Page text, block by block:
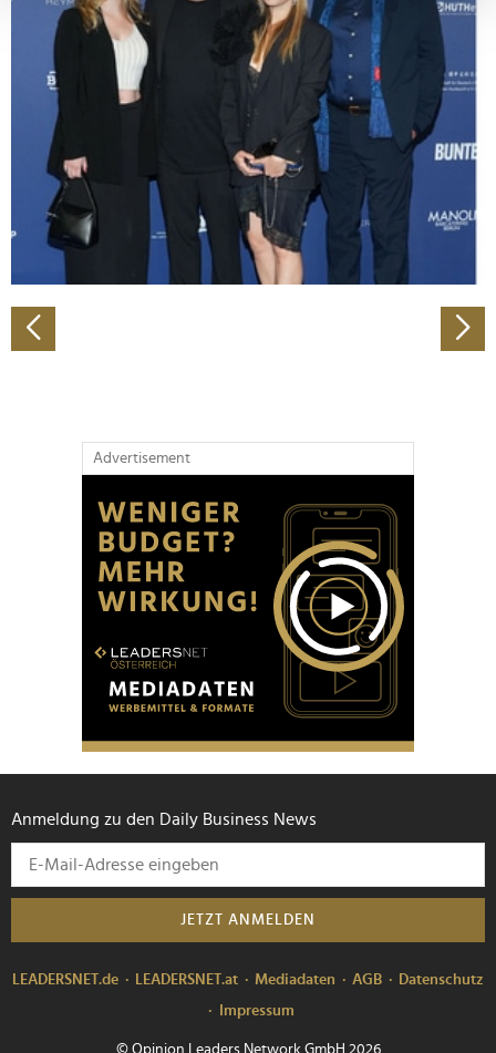
verarbeitet werden, und legen Sie Ihre Präferenzen im
Abschnitt Einzelheiten
fest.
Wir verwenden Cookies, um Inhalte und Anzeigen zu
personalisieren, Funktionen für soziale Medien anbieten
zu können und die Zugriffe auf unsere Website zu
analysieren. Außerdem geben wir Informationen zu Ihrer
Verwendung unserer Website an unsere Partner für
soziale Medien, Werbung und Analysen weiter. Unsere
Partner führen diese Informationen möglicherweise mit
haben oder die sie im Rahmen Ihrer Nutzung der Dienste
gesammelt haben.
Advertisement
Anmeldung zu den Daily Business News
JETZT ANMELDEN
LEADERSNET.de LEADERSNET.at Mediadaten AGB
Datenschutz
Impressum